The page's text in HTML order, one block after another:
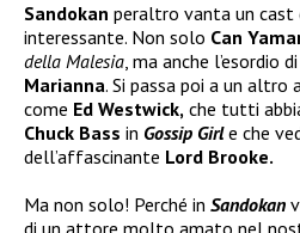
Sandokan peraltro vanta un
interessante. Non solo Can
della Malesia, ma anche l’esordio di
Marianna. Si passa poi a un
come Ed Westwick, che tutti
Chuck Bass in Gossip Girle che
dell’affascinante Lord Brooke.
Ma non solo! Perché in Sandokan